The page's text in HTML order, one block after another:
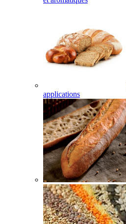
applications